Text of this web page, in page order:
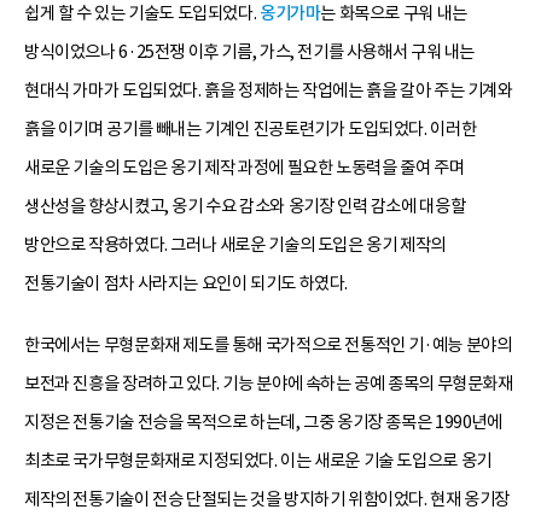
쉽게 할 수 있는 기술도 도입되었다. 옹기가마는 화목으로 구워 내는
방식이었으나 6·25전쟁 이후 기름, 가스, 전기를 사용해서 구워 내는
현대식 가마가 도입되었다. 흙을 정제하는 작업에는 흙을 갈아 주는 기계와
흙을 이기며 공기를 빼내는 기계인 진공토련기가 도입되었다. 이러한
새로운 기술의 도입은 옹기 제작 과정에 필요한 노동력을 줄여 주며
생산성을 향상시켰고, 옹기 수요 감소와 옹기장 인력 감소에 대응할
방안으로 작용하였다. 그러나 새로운 기술의 도입은 옹기 제작의
전통기술이 점차 사라지는 요인이 되기도 하였다.
한국에서는 무형문화재 제도를 통해 국가적으로 전통적인 기·예능 분야의
보전과 진흥을 장려하고 있다. 기능 분야에 속하는 공예 종목의 무형문화재
지정은 전통기술 전승을 목적으로 하는데, 그중 옹기장 종목은 1990년에
최초로 국가무형문화재로 지정되었다. 이는 새로운 기술 도입으로 옹기
제작의 전통기술이 전승 단절되는 것을 방지하기 위함이었다. 현재 옹기장